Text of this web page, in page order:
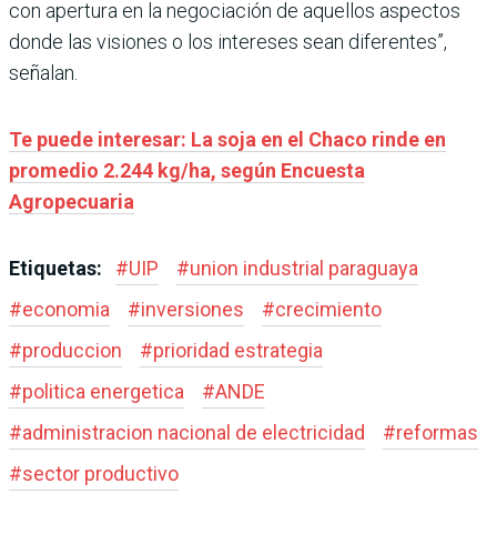
con apertura en la negociación de aquellos aspectos
donde las visiones o los intereses sean diferentes”,
señalan.
Te puede interesar: La soja en el Chaco rinde en
promedio 2.244 kg/ha, según Encuesta
Agropecuaria
Etiquetas: #UIP #union industrial paraguaya
#economia #inversiones #crecimiento
#produccion #prioridad estrategia
#politica energetica #ANDE
#administracion nacional de electricidad #reformas
#sector productivo